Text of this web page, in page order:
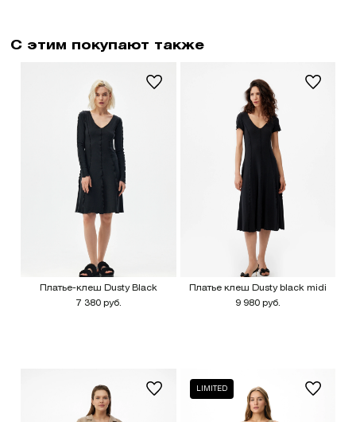
С этим покупают также
Платье-клеш Dusty Black
7 380 руб.
Платье клеш Dusty black midi
9 980 руб.
LIMITED